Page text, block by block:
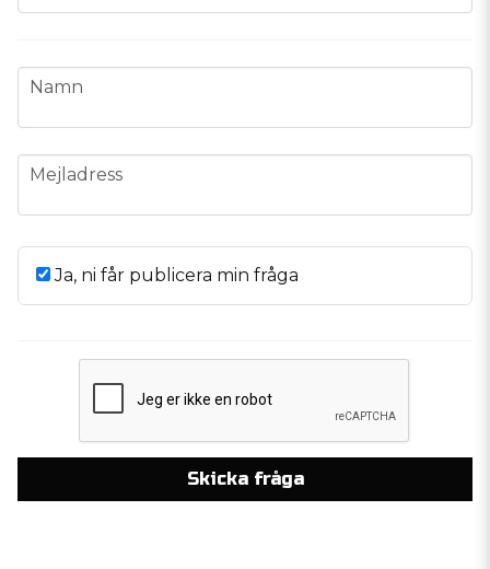
name
Namn
email
Mejladress
Ja, ni får publicera min fråga
Skicka fråga